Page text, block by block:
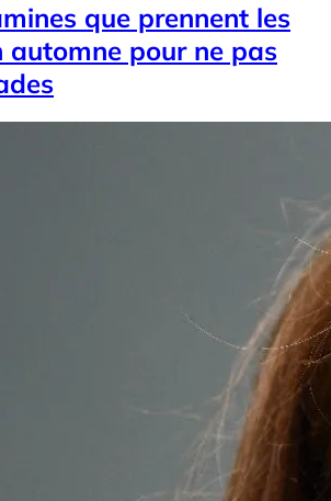
que prennent les
automne pour ne pas